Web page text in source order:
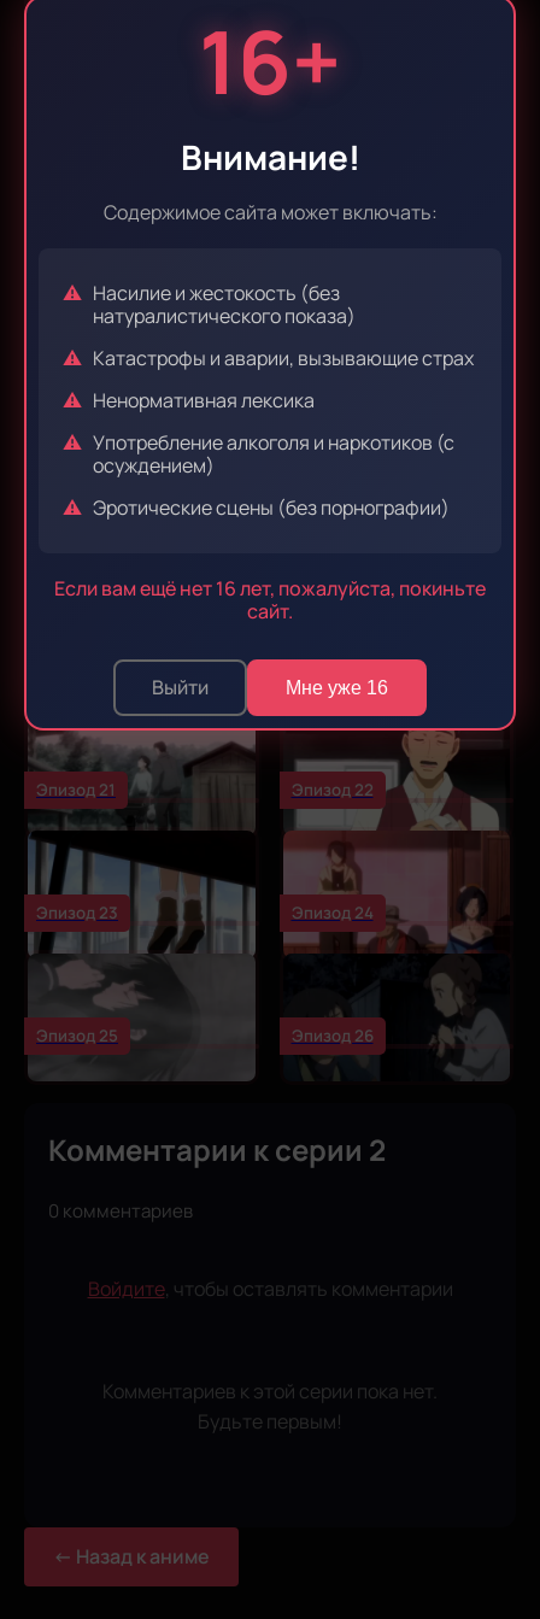
16+
Внимание!
Содержимое сайта может включать:
Насилие и жестокость (без
натуралистического показа)
Катастрофы и аварии, вызывающие страх
Ненормативная лексика
Употребление алкоголя и наркотиков (с
осуждением)
Эротические сцены (без порнографии)
Если вам ещё нет 16 лет, пожалуйста, покиньте
сайт.
Выйти Мне уже 16
Эпизод 12
Эпизод 13 Эпизод 14
Эпизод 19 Эпизод 20
Эпизод 21 Эпизод 22
Эпизод 23 Эпизод 24
Эпизод 25 Эпизод 26
Комментарии к серии 2
0 комментариев
Войдите, чтобы оставлять комментарии
Комментариев к этой серии пока нет.
Будьте первым!
← Назад к аниме